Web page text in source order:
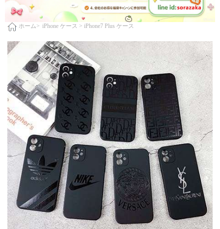
ホーム> iPhone ケース > iPhone7 Plus ケース